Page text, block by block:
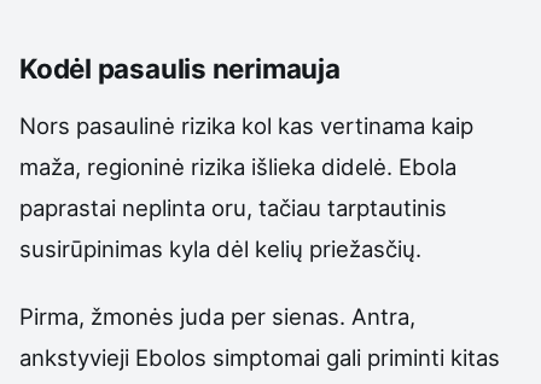
Kodėl pasaulis nerimauja
Nors pasaulinė rizika kol kas vertinama kaip
maža, regioninė rizika išlieka didelė. Ebola
paprastai neplinta oru, tačiau tarptautinis
susirūpinimas kyla dėl kelių priežasčių.
Pirma, žmonės juda per sienas. Antra,
ankstyvieji Ebolos simptomai gali priminti kitas